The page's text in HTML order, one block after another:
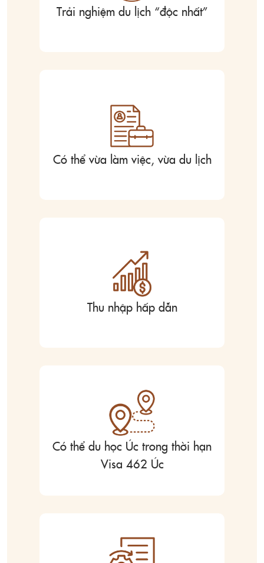
Trải nghiệm du lịch “độc nhất”
Có thể vừa làm việc, vừa du lịch
Thu nhập hấp dẫn
Có thể du học Úc trong thời hạn
Visa 462 Úc